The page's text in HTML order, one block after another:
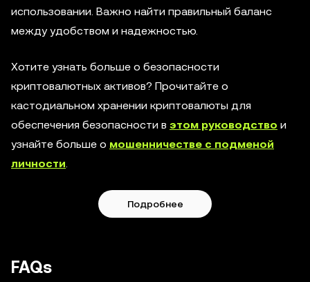
использовании. Важно найти правильный баланс
между удобством и надежностью.
Хотите узнать больше о безопасности
криптовалютных активов? Прочитайте о
кастодиальном хранении криптовалюты для
обеспечения безопасности в этом руководство и
узнайте больше о мошенничестве с подменой
личности.
Подробнее
FAQs